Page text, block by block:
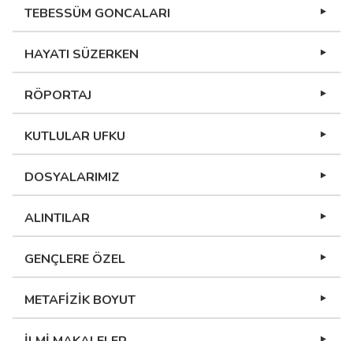
TEBESSÜM GONCALARI
HAYATI SÜZERKEN
RÖPORTAJ
KUTLULAR UFKU
DOSYALARIMIZ
ALINTILAR
GENÇLERE ÖZEL
METAFİZİK BOYUT